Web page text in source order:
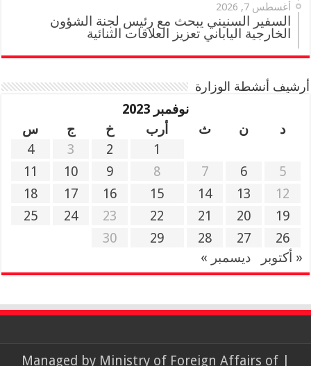
أغسطس 7, 2026
السفير السنيني يبحث مع رئيس لجنة الشؤون
الخارجية الياباني تعزيز العلاقات الثنائية
أرشيف أنشطة الوزارة
نوفمبر 2023
د
ن ث أرب خ ج
س
1
2
3
4
5
6
7
8
9
10
11
12
13
14
15
16
17
18
19
20
21
22
23
24
25
26
27
28
29
30
« أكتوبر
ديسمبر »
Ministry of Foreign Affairs of